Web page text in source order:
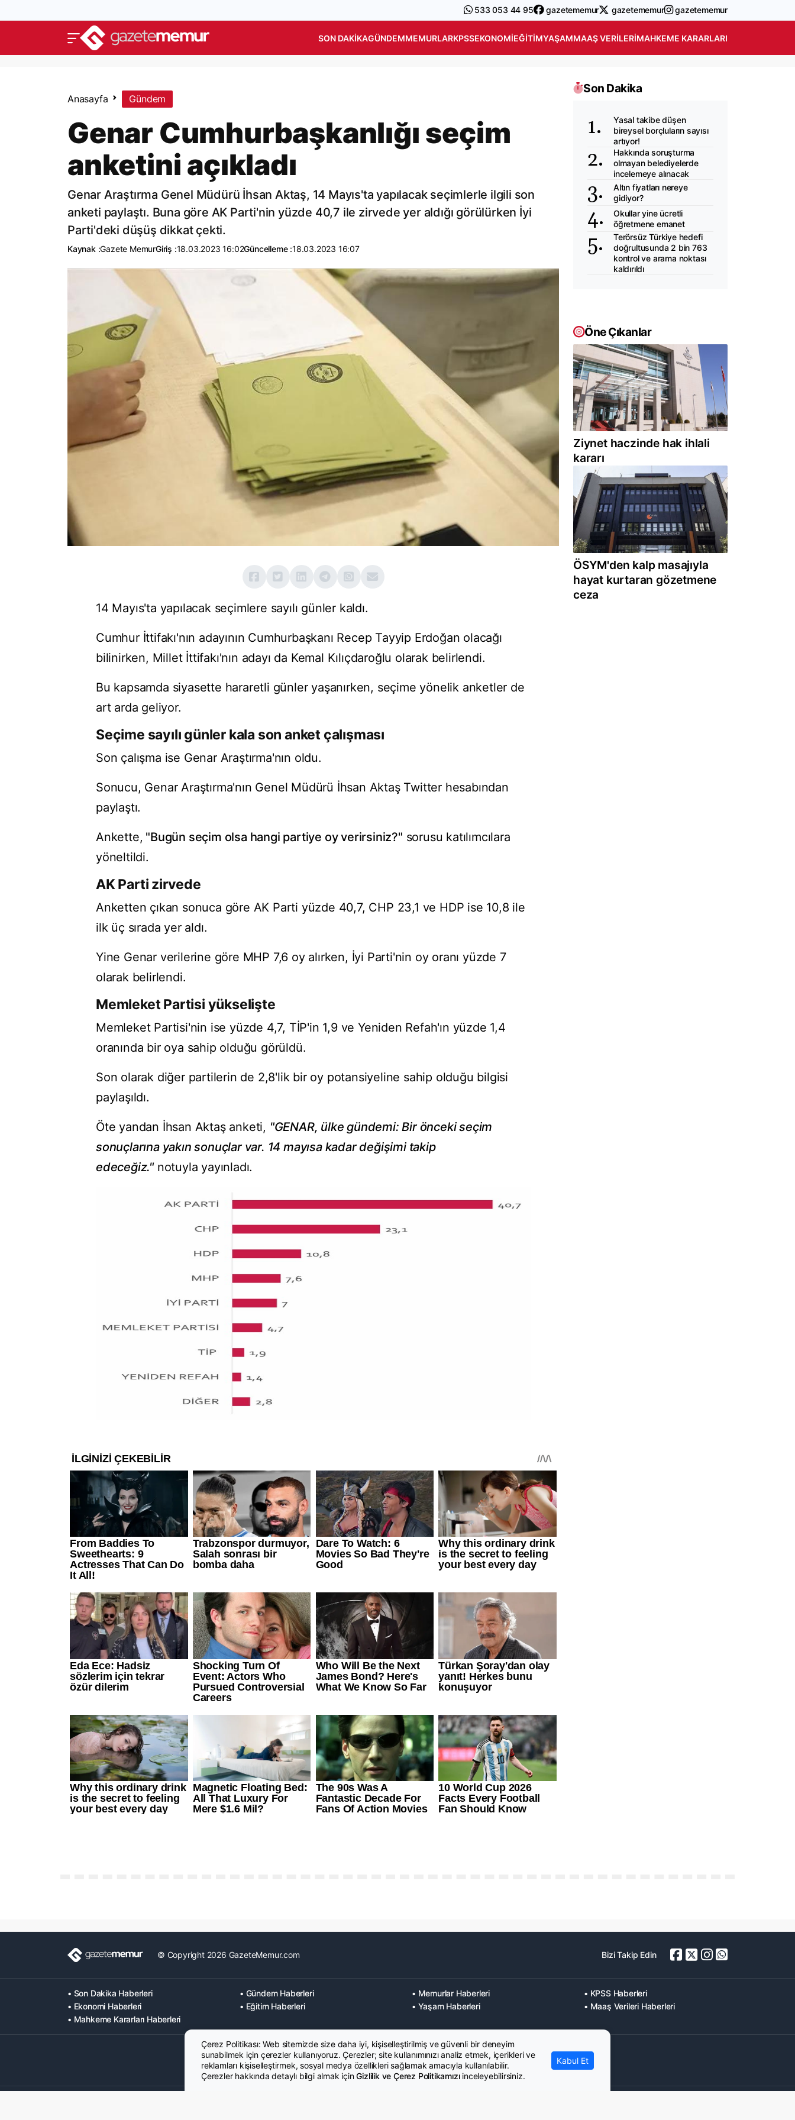
533 053 44 95 gazetememur gazetememur gazetememur
SON DAKIKAGÜNDEMMEMURLARKPSSEKONOMIEĞITIMYAŞAMMAAŞ VERILERIMAHKEME KARARLARI
Anasayfa Gündem
Genar Cumhurbaşkanlığı seçim
anketini açıkladı
Genar Araştırma Genel Müdürü İhsan Aktaş, 14 Mayıs'ta yapılacak seçimlerle ilgili son
anketi paylaştı. Buna göre AK Parti'nin yüzde 40,7 ile zirvede yer aldığı görülürken İyi
Parti'deki düşüş dikkat çekti.
Kaynak :Gazete MemurGiriş :18.03.2023 16:02Güncelleme :18.03.2023 16:07
14 Mayıs'ta yapılacak seçimlere sayılı günler kaldı.
Cumhur İttifakı'nın adayının Cumhurbaşkanı Recep Tayyip Erdoğan olacağı
bilinirken, Millet İttifakı'nın adayı da Kemal Kılıçdaroğlu olarak belirlendi.
Bu kapsamda siyasette hararetli günler yaşanırken, seçime yönelik anketler de
art arda geliyor.
Seçime sayılı günler kala son anket çalışması
Son çalışma ise Genar Araştırma'nın oldu.
Sonucu, Genar Araştırma'nın Genel Müdürü İhsan Aktaş Twitter hesabından
paylaştı.
Ankette, "Bugün seçim olsa hangi partiye oy verirsiniz?" sorusu katılımcılara
yöneltildi.
AK Parti zirvede
Anketten çıkan sonuca göre AK Parti yüzde 40,7, CHP 23,1 ve HDP ise 10,8 ile
ilk üç sırada yer aldı.
Yine Genar verilerine göre MHP 7,6 oy alırken, İyi Parti'nin oy oranı yüzde 7
olarak belirlendi.
Memleket Partisi yükselişte
Memleket Partisi'nin ise yüzde 4,7, TİP'in 1,9 ve Yeniden Refah'ın yüzde 1,4
oranında bir oya sahip olduğu görüldü.
Son olarak diğer partilerin de 2,8'lik bir oy potansiyeline sahip olduğu bilgisi
paylaşıldı.
Öte yandan İhsan Aktaş anketi, "GENAR, ülke gündemi: Bir önceki seçim
sonuçlarına yakın sonuçlar var. 14 mayısa kadar değişimi takip
edeceğiz." notuyla yayınladı.
Son Dakika
Yasal takibe düşen
bireysel borçluların sayısı
artıyor!
Hakkında soruşturma
olmayan belediyelerde
incelemeye alınacak
Altın fiyatları nereye
gidiyor?
Okullar yine ücretli
öğretmene emanet
Terörsüz Türkiye hedefi
doğrultusunda 2 bin 763
kontrol ve arama noktası
kaldırıldı
Öne Çıkanlar
Ziynet haczinde hak ihlali
kararı
ÖSYM'den kalp masajıyla
hayat kurtaran gözetmene
ceza
© Copyright 2026 GazeteMemur.com Bizi Takip Edin
• Son Dakika Haberleri • Gündem Haberleri • Memurlar Haberleri
• KPSS Haberleri
• Ekonomi Haberleri
• Eğitim Haberleri • Yaşam Haberleri
• Maaş Verileri Haberleri
• Mahkeme Kararları Haberleri
Çerez Politikası: Web sitemizde size daha iyi, kişiselleştirilmiş ve güvenli bir deneyim
sunabilmek için çerezler kullanıyoruz. Çerezler; site kullanımınızı analiz etmek, içerikleri ve
reklamları kişiselleştirmek, sosyal medya özellikleri sağlamak amacıyla kullanılabilir.
Çerezler hakkında detaylı bilgi almak içinGizlilik ve Çerez Politikamızıinceleyebilirsiniz.
Kabul Et